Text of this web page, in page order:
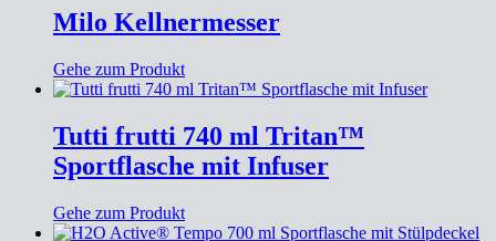
Milo Kellnermesser
Gehe zum Produkt
Tutti frutti 740 ml Tritan™
Sportflasche mit Infuser
Gehe zum Produkt